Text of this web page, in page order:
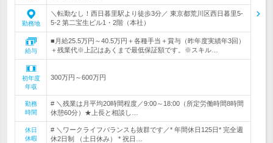
勤務地
＼転勤なし！西日暮里駅より徒歩3分／ 東京都荒川区西日暮里5-
5-2 第二宝生ビル1・2階（本社）
給与
■月給25.5万円～40.5万円＋各種手当＋賞与（昨年度実績年3回）
＋残業代※上記はあくまで最低保証額です。※スキル…
初年度
年収
300万円～600万円
勤務
時間
# ＼残業は月平均20時間程度／9:00～18:00（所定労働時間8時間
休憩60分）★上長と相談し…
休日
休暇
# ＼ワークライフバランスも抜群です／* 年間休日125日* 完全週
休2日制 （土日休み） * 祝日…